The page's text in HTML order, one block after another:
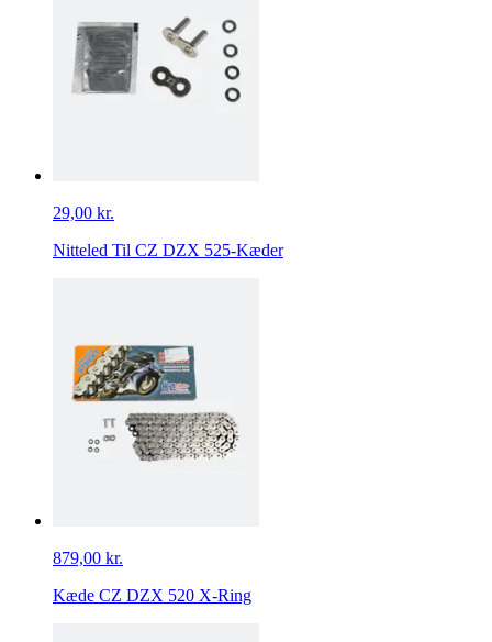
29,00 kr.
Nitteled Til CZ DZX 525-Kæder
879,00 kr.
Kæde CZ DZX 520 X-Ring